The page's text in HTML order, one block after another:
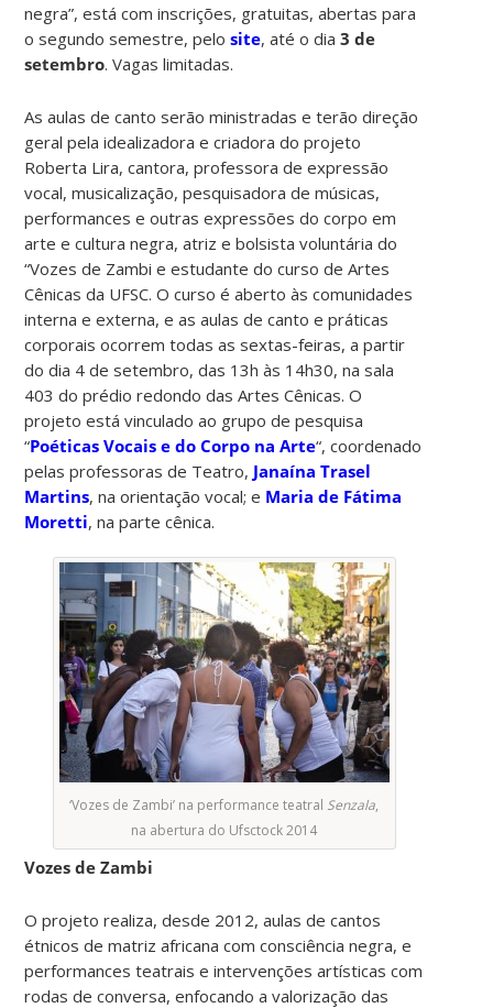
negra”, está com inscrições, gratuitas, abertas para
o segundo semestre, pelosite, até o dia 3 de
setembro. Vagas limitadas.
As aulas de canto serão ministradas e terão direção
geral pela idealizadora e criadora do projeto
Roberta Lira, cantora, professora de expressão
vocal, musicalização, pesquisadora de músicas,
performances e outras expressões do corpo em
arte e cultura negra, atriz e bolsista voluntária do
“Vozes de Zambi e estudante do curso de Artes
Cênicas da UFSC. O curso é aberto às comunidades
interna e externa, e as aulas de canto e práticas
corporais ocorrem todas as sextas-feiras, a partir
do dia 4 de setembro, das 13h às 14h30, na sala
403 do prédio redondo das Artes Cênicas. O
projeto está vinculado ao grupo de pesquisa
“Poéticas Vocais e do Corpo na Arte“, coordenado
pelas professoras de Teatro, Janaína Trasel
Martins, na orientação vocal; e Maria de Fátima
Moretti, na parte cênica.
‘Vozes de Zambi’ na performance teatral Senzala,
na abertura do Ufsctock 2014
Vozes de Zambi
O projeto realiza, desde 2012, aulas de cantos
étnicos de matriz africana com consciência negra, e
performances teatrais e intervenções artísticas com
rodas de conversa, enfocando a valorização das